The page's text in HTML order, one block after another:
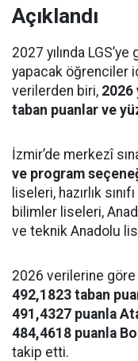
Açıklandı
2027 yılında
yapacak öğrenciler
verilerden biri, 2026
taban puanlar ve
İzmir’de merkezî
ve program
liseleri, hazırlık
bilimler liseleri,
ve teknik Anadolu
2026 verilerine göre
492,1823 taban
491,4327 puanla
484,4618 puanla
takip etti.